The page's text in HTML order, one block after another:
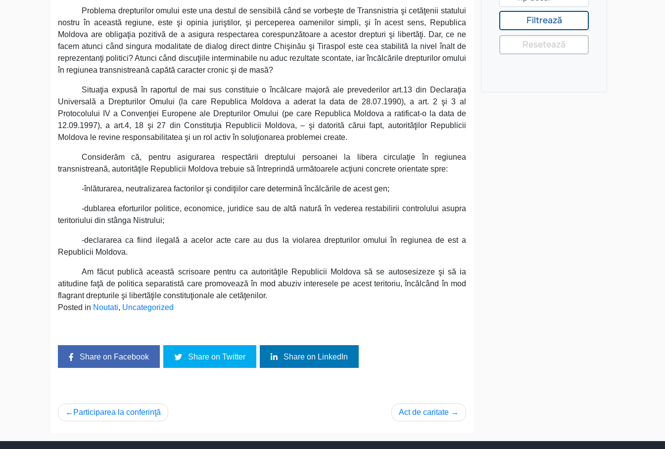
Problema drepturilor omului este una destul de sensibilă când se vorbeşte de Transnistria şi cetăţenii statului
nostru în această regiune, este şi opinia juriştilor, şi perceperea oamenilor simpli, şi în acest sens, Republica
Moldova are obligaţia pozitivă de a asigura respectarea corespunzătoare a acestor drepturi şi libertăţi. Dar, ce ne
facem atunci când singura modalitate de dialog direct dintre Chişinău şi Tiraspol este cea stabilită la nivel înalt de
reprezentanţi politici? Atunci când discuţiile interminabile nu aduc rezultate scontate, iar încălcările drepturilor omului
în regiunea transnistreană capătă caracter cronic şi de masă?
Situaţia expusă în raportul de mai sus constituie o încălcare majoră ale prevederilor art.13 din Declaraţia
Universală a Drepturilor Omului (la care Republica Moldova a aderat la data de 28.07.1990), a art. 2 şi 3 al
Protocolului IV a Convenţiei Europene ale Drepturilor Omului (pe care Republica Moldova a ratificat-o la data de
12.09.1997), a art.4, 18 şi 27 din Constituţia Republicii Moldova, – şi datorită cărui fapt, autorităţilor Republicii
Moldova le revine responsabilitatea şi un rol activ în soluţionarea problemei create.
Considerăm că, pentru asigurarea respectării dreptului persoanei la libera circulaţie în regiunea
transnistreană, autorităţile Republicii Moldova trebuie să întreprindă următoarele acţiuni concrete orientate spre:
-înlăturarea, neutralizarea factorilor şi condiţiilor care determină încălcările de acest gen;
-dublarea eforturilor politice, economice, juridice sau de altă natură în vederea restabilirii controlului asupra
teritoriului din stânga Nistrului;
-declararea ca fiind ilegală a acelor acte care au dus la violarea drepturilor omului în regiunea de est a
Republicii Moldova.
Am făcut publică această scrisoare pentru ca autorităţile Republicii Moldova să se autosesizeze şi să ia
atitudine faţă de politica separatistă care promovează în mod abuziv interesele pe acest teritoriu, încălcând în mod
flagrant drepturile şi libertăţile constituţionale ale cetăţenilor.
Posted in Noutati, Uncategorized
Share on Facebook Share on Twitter Share on LinkedIn
Navigare
Participarea la conferinţă Act de caritate